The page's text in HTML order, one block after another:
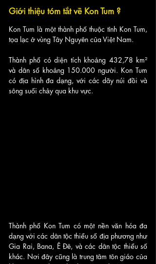
Giới thiệu tóm tắt về Kon Tum ?
Kon Tum là một thành phố thuộc tỉnh Kon Tum,
tọa lạc ở vùng Tây Nguyên của Việt Nam.
Thành phố có diện tích khoảng 432,78 km²
và dân số khoảng 150.000 người. Kon Tum
có địa hình đa dạng, với các dãy núi đồi và
sông suối chảy qua khu vực.
Thành phố Kon Tum có một nền văn hóa đa
dạng với các dân tộc thiểu số địa phương như
Gia Rai, Bana, Ê Đê, và các dân tộc thiểu số
khác. Nơi đây cũng là trung tâm tôn giáo của